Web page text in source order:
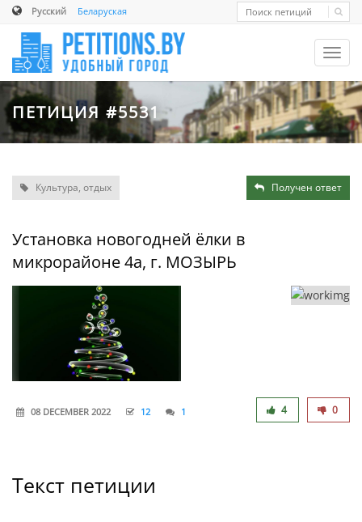
Русский Беларуская
ПЕТИЦИЯ #5531
Культура, отдых Получен ответ
Установка новогодней ёлки в
микрорайоне 4а, г. МОЗЫРЬ
08 DECEMBER 2022 12 1 4 0
Текст петиции